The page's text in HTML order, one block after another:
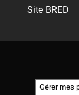
Site BRED
Gérer mes